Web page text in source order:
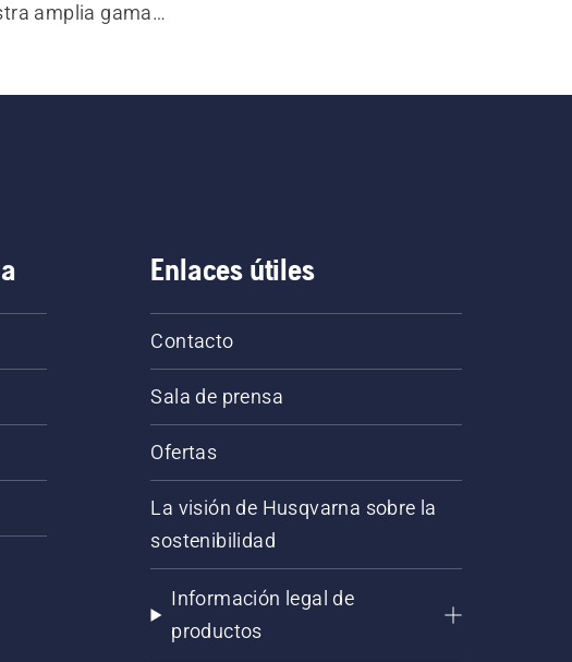
amplia gama
Enlaces útiles
Contacto
Sala de prensa
Ofertas
La visión de Husqvarna sobre la
sostenibilidad
Información legal de
productos